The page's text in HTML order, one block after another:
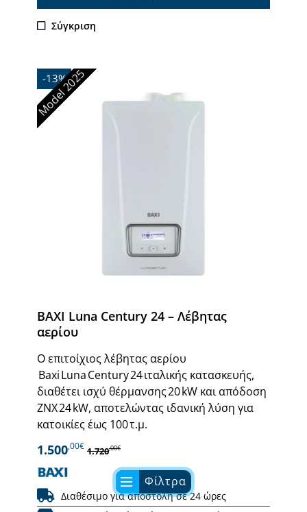
Σύγκριση
-13%
Model 2025
BAXI Luna Century 24 – Λέβητας
αερίου
Ο επιτοίχιος λέβητας αερίου
Baxi Luna Century 24 ιταλικής κατασκευής,
διαθέτει ισχύ θέρμανσης 20 kW και απόδοση
ΖΝΧ 24 kW, αποτελώντας ιδανική λύση για
κατοικίες έως 100 τ.μ.
1.500,00€ 1.720,00€
Διαθέσιμο για αποστολή σε 24 ώρες
Φίλτρα